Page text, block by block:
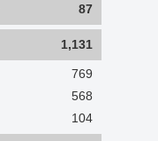
87
1,131
769
568
104